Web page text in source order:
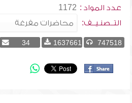
عدد المواد : 1172
التــصنـيــف:
747518
1637661
34